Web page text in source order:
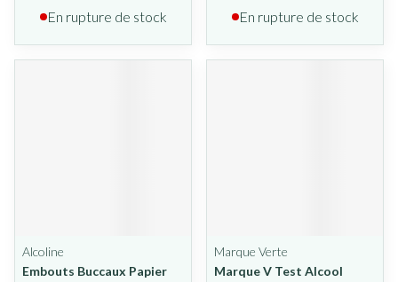
En rupture de stock En rupture de stock
Alcoline
Embouts Buccaux Papier
Marque Verte
Marque V Test Alcool